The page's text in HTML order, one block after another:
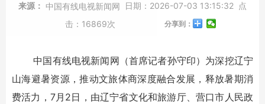
来源： 中国有线电视新闻网 日期： 2026-07-03 13:15:32 点
击： 16869次 分享到：
中国有线电视新闻网（首席记者孙守印）为深挖辽宁
山海避暑资源，推动文旅体商深度融合发展，释放暑期消
费活力，7月2日，由辽宁省文化和旅游厅、营口市人民政